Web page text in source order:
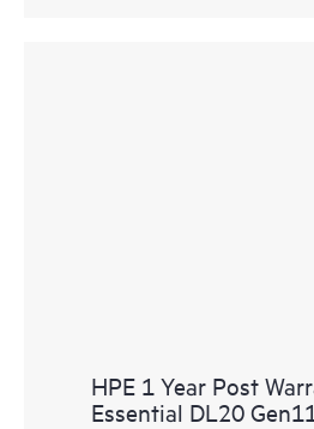
HPE 1 Year Post
Essential DL20